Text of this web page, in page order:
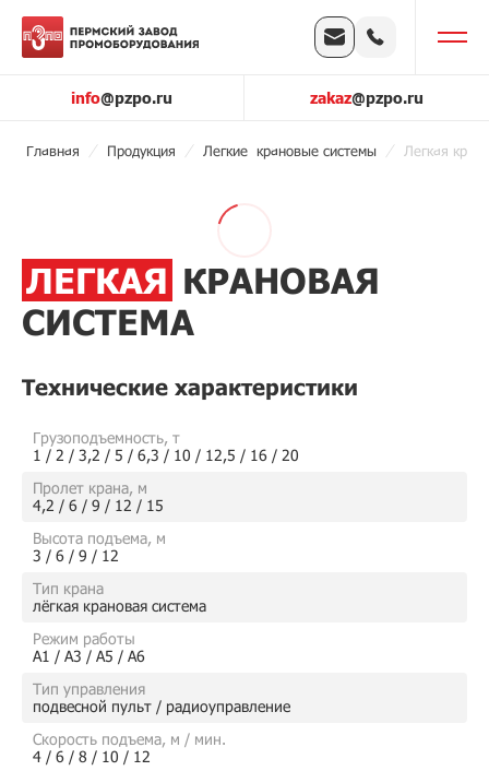
info@pzpo.ru zakaz@pzpo.ru
Главная Продукция Легкие крановые системы Легкая
ЛЕГКАЯ КРАНОВАЯ
СИСТЕМА
Технические характеристики
Грузоподъемность, т
1 / 2 / 3,2 / 5 / 6,3 / 10 / 12,5 / 16 / 20
Пролет крана, м
4,2 / 6 / 9 / 12 / 15
Высота подъема, м
3 / 6 / 9 / 12
Тип крана
лёгкая крановая система
Режим работы
А1 / А3 / А5 / А6
Тип управления
подвесной пульт / радиоуправление
Скорость подъема, м / мин.
4 / 6 / 8 / 10 / 12